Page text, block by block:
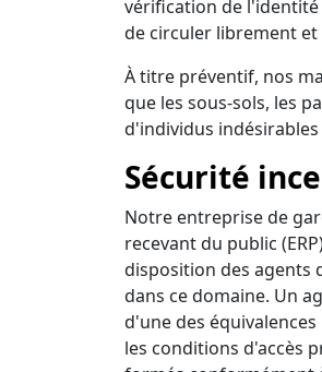
vérification de
de circuler librement
À titre préventif, nos
que les sous-sols, les
d'individus
Sécurité
Notre entreprise de
recevant du public
disposition des agents
dans ce domaine. Un
d'une des
les conditions d'accès